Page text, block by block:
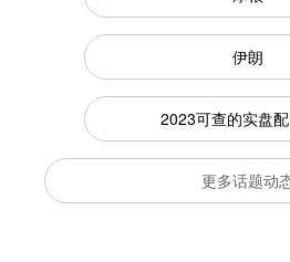
伊朗
2023可查的实盘
更多话题动